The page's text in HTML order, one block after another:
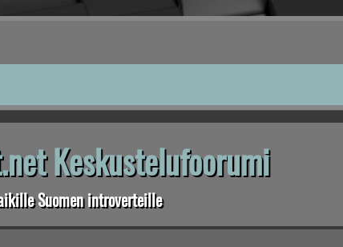
Keskustelufoorumi
Suomen introverteille